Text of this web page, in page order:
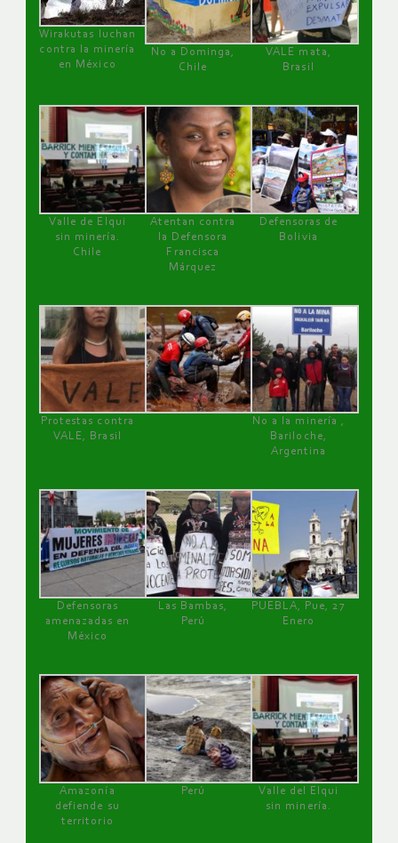
Wirakutas luchan
contra la minería
en México
No a Dominga,
Chile
VALE mata,
Brasil
Valle de Elqui
sin minería.
Chile
Atentan contra
la Defensora
Francisca
Márquez
Defensoras de
Bolivia
Protestas contra
VALE, Brasil
No a la minería ,
Bariloche,
Argentina
Defensoras
amenazadas en
México
Las Bambas,
Perú
PUEBLA, Pue, 27
Enero
Amazonía
defiende su
territorio
Perú
Valle del Elqui
sin minería.